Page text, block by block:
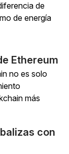
de
de energía
Ethereum
no es solo
más
con